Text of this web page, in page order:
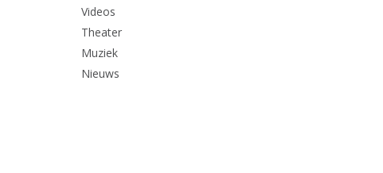
Videos
Theater
Muziek
Nieuws